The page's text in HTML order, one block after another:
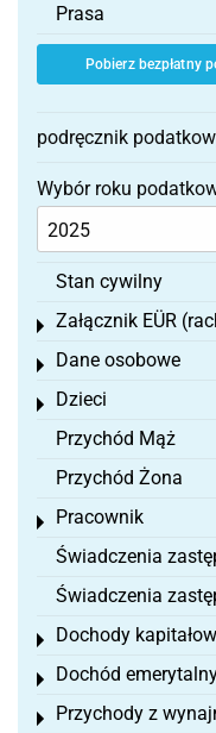
Prasa
Pobierz bezpłatny
podręcznik
Wybór roku
Stan cywilny
Załącznik EÜR
Toggle menu
Dane osobowe
Toggle menu
Dzieci
Toggle menu
Przychód Mąż
Przychód Żona
Pracownik
Toggle menu
Świadczenia
Świadczenia
Dochody
Toggle menu
Dochód
Toggle menu
Przychody z
Toggle menu